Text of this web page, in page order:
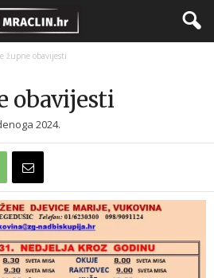
župne obavijesti
obavijesti
2024.